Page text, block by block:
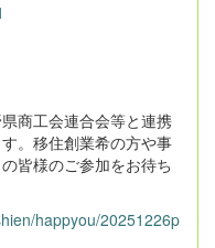
商工会連合会等と連携
。移住創業希の方や事
皆様のご参加をお待ち
happyou/20251226p